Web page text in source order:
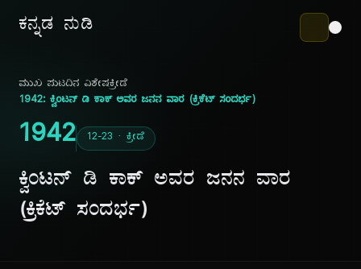
ಕನ್ನಡ ನುಡಿ
ಮುಖ ಪುಟದಿನ ವಿಶೇಷಕ್ರೀಡೆ
1942: ಕ್ವಿಂಟನ್ ಡಿ ಕಾಕ್ ಅವರ ಜನನ ವಾರ (ಕ್ರಿಕೆಟ್ ಸಂದರ್ಭ)
1942 12-23 · ಕ್ರೀಡೆ
ಕ್ವಿಂಟನ್ ಡಿ ಕಾಕ್ ಅವರ ಜನನ ವಾರ
(ಕ್ರಿಕೆಟ್ ಸಂದರ್ಭ)